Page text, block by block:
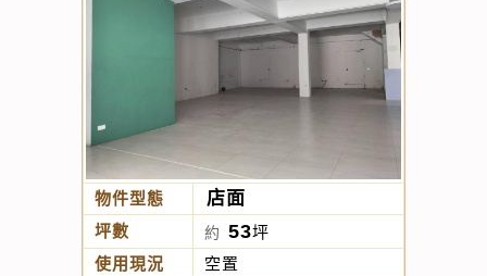
物件型態 店面
坪數 約 53坪
使用現況
空置